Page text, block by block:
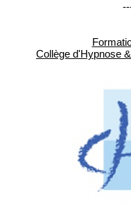
Collège d'Hypnose